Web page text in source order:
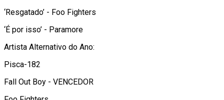
‘Resgatado’ - Foo Fighters
‘É por isso’ - Paramore
Artista Alternativo do Ano:
Pisca-182
Fall Out Boy - VENCEDOR